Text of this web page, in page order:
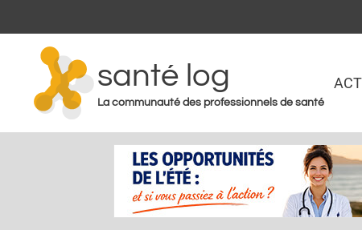
santé log
La communauté des professionnels de santé